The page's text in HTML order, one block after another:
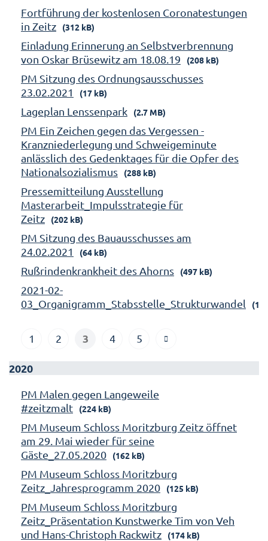
Fortführung der kostenlosen Coronatestungen
in Zeitz
(312 kB)
Einladung Erinnerung an Selbstverbrennung
von Oskar Brüsewitz am 18.08.19
(208 kB)
PM Sitzung des Ordnungsausschusses
23.02.2021
(17 kB)
Lageplan Lenssenpark (2.7 MB)
PM Ein Zeichen gegen das Vergessen -
Kranzniederlegung und Schweigeminute
anlässlich des Gedenktages für die Opfer des
Nationalsozialismus
(288 kB)
Pressemitteilung Ausstellung
Masterarbeit_Impulsstrategie für
Zeitz
(202 kB)
PM Sitzung des Bauausschusses am
24.02.2021
(64 kB)
Rußrindenkrankheit des Ahorns (497 kB)
2021-02-
03_Organigramm_Stabsstelle_Strukturwandel
1 2 3 4 5
2020
PM Malen gegen Langeweile
#zeitzmalt
(224 kB)
PM Museum Schloss Moritzburg Zeitz öffnet
am 29. Mai wieder für seine
Gäste_27.05.2020
(162 kB)
PM Museum Schloss Moritzburg
Zeitz_Jahresprogramm 2020
(125 kB)
PM Museum Schloss Moritzburg
Zeitz_Präsentation Kunstwerke Tim von Veh
und Hans-Christoph Rackwitz
(174 kB)